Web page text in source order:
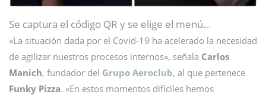
Se captura el código QR y se elige el menú…
«La situación dada por el Covid-19 ha acelerado la necesidad
de agilizar nuestros procesos internos», señala Carlos
Manich, fundador del Grupo Aeroclub, al que pertenece
Funky Pizza. «En estos momentos difíciles hemos